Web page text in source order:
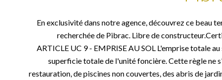
En exclusivité dans notre agence, découvrez ce beau
recherchée de Pibrac. Libre de
ARTICLE UC 9 - EMPRISE AU SOL L'emprise totale
superficie totale de l'unité foncière. Cette règle ne
restauration, de piscines non couvertes, des abris de